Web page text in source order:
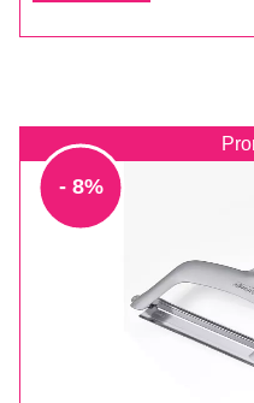
base
- 8%